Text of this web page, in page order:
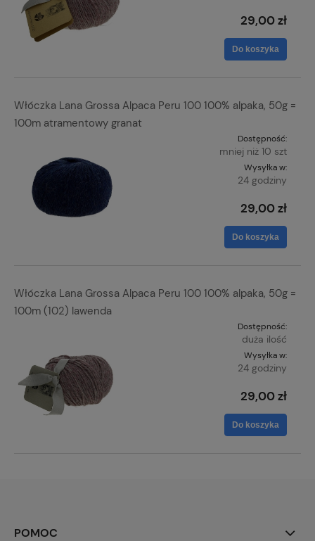
29,00 zł
Do koszyka
Włóczka Lana Grossa Alpaca Peru 100 100% alpaka, 50g =
100m atramentowy granat
Dostępność:
mniej niż 10 szt
Wysyłka w:
24 godziny
29,00 zł
Do koszyka
Włóczka Lana Grossa Alpaca Peru 100 100% alpaka, 50g =
100m (102) lawenda
Dostępność:
duża ilość
Wysyłka w:
24 godziny
29,00 zł
Do koszyka
POMOC